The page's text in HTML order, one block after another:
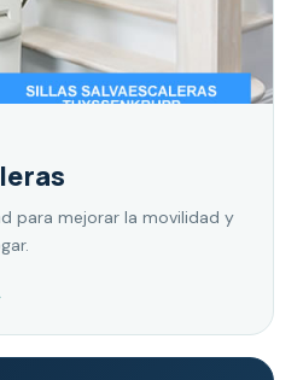
para mejorar la movilidad y